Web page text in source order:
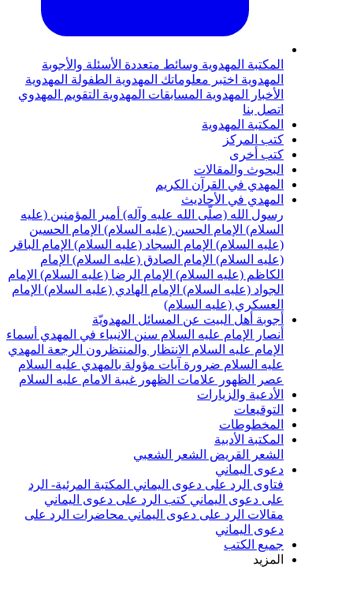
المهدويةوسائط متعددةالأسئلة والأجوبة
اختبر معلوماتك المهدويةالطفولة المهدوية
المهدويةالمسابقات المهدويةالتقويم المهدوي
المهدوية
والمقالات
في القرآن الكريم
في الأحاديث
الله (صلّى الله عليه وآله) أمير المؤمنين (عليه
الإمام الحسن (عليه السلام) الإمام الحسين
الإمام السجاد (عليه السلام) الإمام الباقر
الإمام الصادق (عليه السلام) الإمام
(عليه السلام) الإمام الرضا (عليه السلام) الإمام
(عليه السلام) الإمام الهادي (عليه السلام) الإمام
(عليه السلام)
أهل البيت عن المسائل المهدويّة
الإمام عليه السلامسنن الانبياء في المهديأسماء
عليه السلامالانتظار والمنتظرونالرجعةالمهدي
السلام ضرورة آيات مؤولة بالمهدي عليه السلام
علامات الظهورغيبة الامام عليه السلام
والزيارات
الأدبية
الشعر الشعبي
اليماني
الرد على دعوى اليماني المكتبة المرئية- الرد
دعوى اليماني كتب الرد على دعوى اليماني
الرد على دعوى اليماني محاضرات الرد على